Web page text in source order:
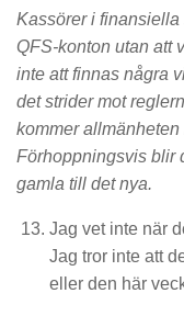
Kassörer i
QFS-konton utan att
inte att finnas några
det strider mot
kommer
Förhoppningsvis blir
gamla till det nya.
Jag vet inte när
Jag tror inte att
eller den här